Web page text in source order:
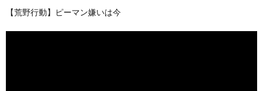
【荒野行動】ピーマン嫌いは今